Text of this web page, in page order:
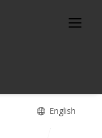
English